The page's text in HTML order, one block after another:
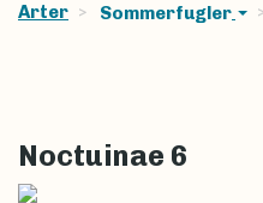
Arter Sommerfugler
Noctuinae 6